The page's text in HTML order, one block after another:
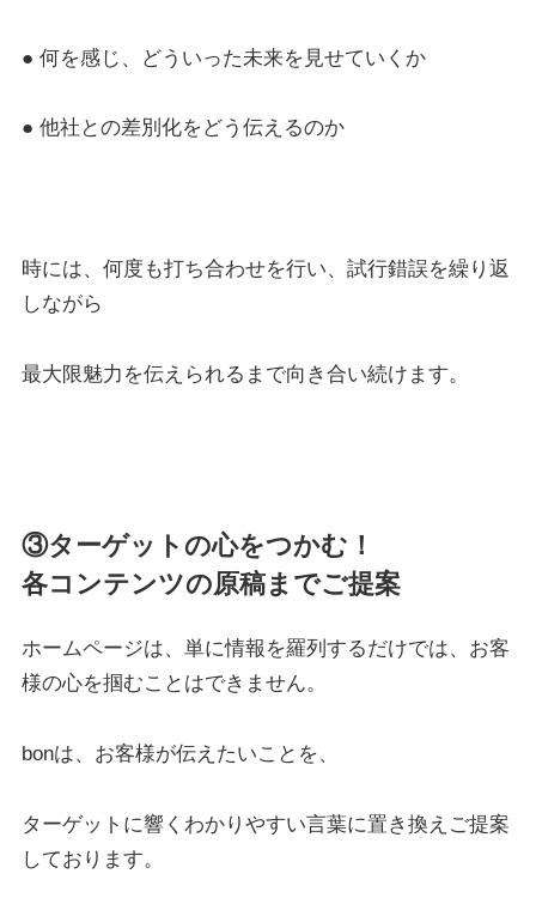
● 何を感じ、どういった未来を見せていくか
● 他社との差別化をどう伝えるのか
時には、何度も打ち合わせを行い、試行錯誤を繰り返
しながら
最大限魅力を伝えられるまで向き合い続けます。
③ターゲットの心をつかむ！
各コンテンツの原稿までご提案
ホームページは、単に情報を羅列するだけでは、お客
様の心を掴むことはできません。
bonは、お客様が伝えたいことを、
ターゲットに響くわかりやすい言葉に置き換えご提案
しております。